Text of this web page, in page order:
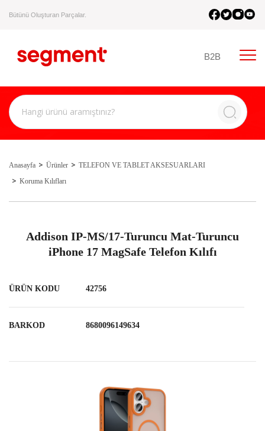
Bütünü Oluşturan Parçalar.
B2B
Anasayfa Ürünler
TELEFON VE TABLET AKSESUARLARI
Koruma Kılıfları
Addison IP-MS/17-Turuncu Mat-Turuncu
iPhone 17 MagSafe Telefon Kılıfı
ÜRÜN KODU 42756
BARKOD 8680096149634